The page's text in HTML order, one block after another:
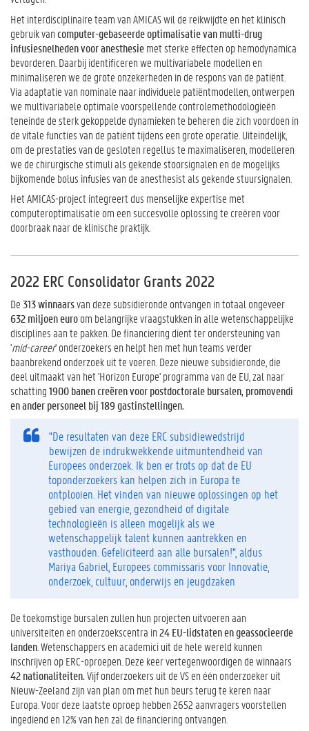
Het interdisciplinaire team van AMICAS wil de reikwijdte en het klinisch
gebruik vancomputer-gebaseerde optimalisatie van multi-drug
infusiesnelheden voor anesthesiemet sterke effecten op hemodynamica
bevorderen. Daarbij identificeren we multivariabele modellen en
minimaliseren we de grote onzekerheden in de respons van de patiënt.
Via adaptatie van nominale naar individuele patiëntmodellen, ontwerpen
we multivariabele optimale voorspellende controlemethodologieën
teneinde de sterk gekoppelde dynamieken te beheren die zich voordoen in
de vitale functies van de patiënt tijdens een grote operatie. Uiteindelijk,
om de prestaties van de gesloten regellus te maximaliseren, modelleren
we de chirurgische stimuli als gekende stoorsignalen en de mogelijks
bijkomende bolus infusies van de anesthesist als gekende stuursignalen.
Het AMICAS-project integreert dus menselijke expertise met
computeroptimalisatie om een succesvolle oplossing te creëren voor
doorbraak naar de klinische praktijk.
2022 ERC Consolidator Grants 2022
De313 winnaarsvan deze subsidieronde ontvangen in totaal ongeveer
632 miljoen euroom belangrijke vraagstukken in alle wetenschappelijke
disciplines aan te pakken. De financiering dient ter ondersteuning van
'mid-career' onderzoekers en helpt hen met hun teams verder
baanbrekend onderzoek uit te voeren. Deze nieuwe subsidieronde, die
deel uitmaakt van het 'Horizon Europe' programma van de EU, zal naar
schatting1900 banen creëren voor postdoctorale bursalen, promovendi
en ander personeel bij 189 gastinstellingen.
"De resultaten van deze ERC subsidiewedstrijd
bewijzen de indrukwekkende uitmuntendheid van
Europees onderzoek. Ik ben er trots op dat de EU
toponderzoekers kan helpen zich in Europa te
ontplooien. Het vinden van nieuwe oplossingen op het
gebied van energie, gezondheid of digitale
technologieën is alleen mogelijk als we
wetenschappelijk talent kunnen aantrekken en
vasthouden. Gefeliciteerd aan alle bursalen!", aldus
Mariya Gabriel, Europees commissaris voor Innovatie,
onderzoek, cultuur, onderwijs en jeugdzaken
De toekomstige bursalen zullen hun projecten uitvoeren aan
universiteiten en onderzoekscentra in24 EU-lidstaten en geassocieerde
landen . Wetenschappers en academici uit de hele wereld kunnen
inschrijven op ERC-oproepen. Deze keer vertegenwoordigen de winnaars
42 nationaliteiten.Vijf onderzoekers uit de VS en één onderzoeker uit
Nieuw-Zeeland zijn van plan om met hun beurs terug te keren naar
Europa. Voor deze laatste oproep hebben 2652 aanvragers voorstellen
ingediend en 12% van hen zal de financiering ontvangen.